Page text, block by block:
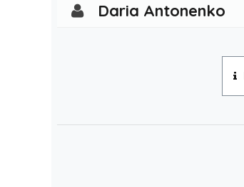
Daria Antonenko